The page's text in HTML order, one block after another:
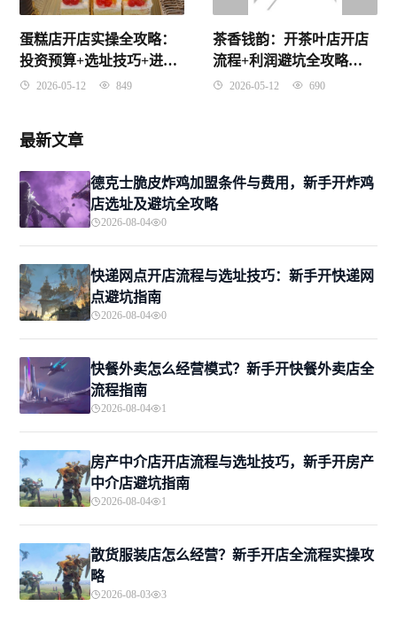
蛋糕店开店实操全攻略：
投资预算+选址技巧+进货
渠道+避坑指南
2026-05-12 849
茶香钱韵：开茶叶店开店
流程+利润避坑全攻略
（2026实战版）
2026-05-12 690
最新文章
德克士脆皮炸鸡加盟条件与费用，新手开炸鸡
店选址及避坑全攻略
2026-08-04 0
快递网点开店流程与选址技巧：新手开快递网
点避坑指南
2026-08-04 0
快餐外卖怎么经营模式？新手开快餐外卖店全
流程指南
2026-08-04 1
房产中介店开店流程与选址技巧，新手开房产
中介店避坑指南
2026-08-04 1
散货服装店怎么经营？新手开店全流程实操攻
略
2026-08-03 3